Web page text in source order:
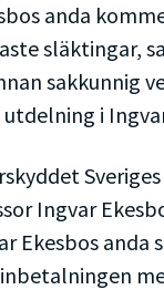
anda
släktingar,
sakkunnig
utdelning i
Ingvar
Ekesbos anda